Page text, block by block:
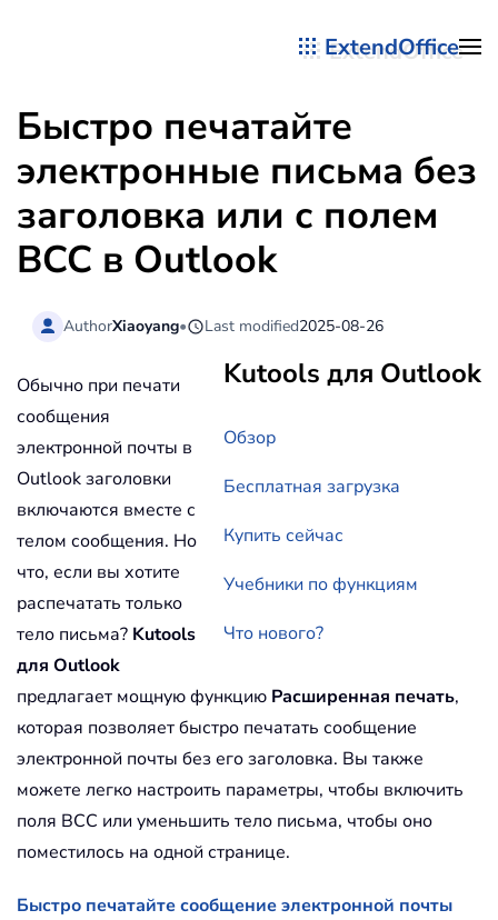
ExtendOffice
Быстро печатайте
электронные письма без
заголовка или с полем
BCC в Outlook
AuthorXiaoyang• Last modified2025-08-26
Kutools для Outlook
Обзор
Бесплатная загрузка
Купить сейчас
Учебники по функциям
Что нового?
Обычно при печати
сообщения
электронной почты в
Outlook заголовки
включаются вместе с
телом сообщения. Но
что, если вы хотите
распечатать только
тело письма? Kutools
для Outlook
предлагает мощную функцию Расширенная печать,
которая позволяет быстро печатать сообщение
электронной почты без его заголовка. Вы также
можете легко настроить параметры, чтобы включить
поля BCC или уменьшить тело письма, чтобы оно
поместилось на одной странице.
Быстро печатайте сообщение электронной почты